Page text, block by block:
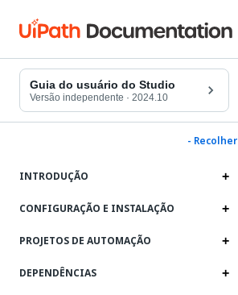
Guia do usuário do Studio
Versão independente · 2024.10
- Recolher
INTRODUÇÃO
CONFIGURAÇÃO E INSTALAÇÃO
PROJETOS DE AUTOMAÇÃO
DEPENDÊNCIAS